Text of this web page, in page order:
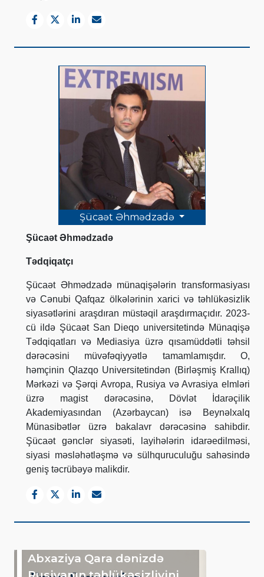
Şücaət Əhmədzadə
Şücaət Əhmədzadə
Tədqiqatçı
Şücaət Əhmədzadə münaqişələrin transformasiyası
və Cənubi Qafqaz ölkələrinin xarici və təhlükəsizlik
siyasətlərini araşdıran müstəqil araşdırmaçıdır. 2023-
cü ildə Şücaət San Dieqo universitetində Münaqişə
Tədqiqatları və Mediasiya üzrə qısamüddətli təhsil
dərəcəsini müvəfəqiyyətlə tamamlamışdır. O,
həmçinin Qlazqo Universitetindən (Birləşmiş Krallıq)
Mərkəzi və Şərqi Avropa, Rusiya və Avrasiya elmləri
üzrə magist dərəcəsinə, Dövlət İdarəçilik
Akademiyasından (Azərbaycan) isə Beynəlxalq
Münasibətlər üzrə bakalavr dərəcəsinə sahibdir.
Şücaət gənclər siyasəti, layihələrin idarəedilməsi,
siyasi məsləhətləşmə və sülhquruculuğu sahəsində
geniş təcrübəyə malikdir.
Abxaziya Qara dənizdə